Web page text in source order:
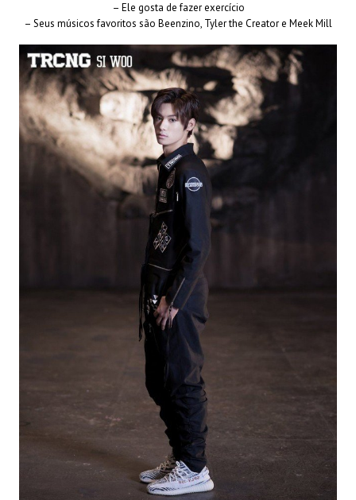
– Ele gosta de fazer exercício
– Seus músicos favoritos são Beenzino, Tyler the Creator e Meek Mill